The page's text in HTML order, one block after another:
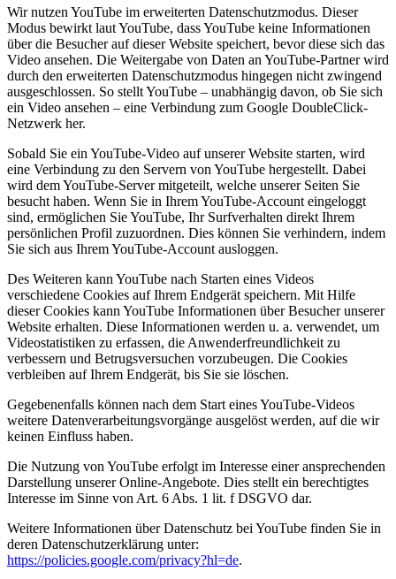
Wir nutzen YouTube im erweiterten Datenschutzmodus. Dieser
Modus bewirkt laut YouTube, dass YouTube keine Informationen
über die Besucher auf dieser Website speichert, bevor diese sich das
Video ansehen. Die Weitergabe von Daten an YouTube-Partner wird
durch den erweiterten Datenschutzmodus hingegen nicht zwingend
ausgeschlossen. So stellt YouTube – unabhängig davon, ob Sie sich
ein Video ansehen – eine Verbindung zum Google DoubleClick-
Netzwerk her.
Sobald Sie ein YouTube-Video auf unserer Website starten, wird
eine Verbindung zu den Servern von YouTube hergestellt. Dabei
wird dem YouTube-Server mitgeteilt, welche unserer Seiten Sie
besucht haben. Wenn Sie in Ihrem YouTube-Account eingeloggt
sind, ermöglichen Sie YouTube, Ihr Surfverhalten direkt Ihrem
persönlichen Profil zuzuordnen. Dies können Sie verhindern, indem
Sie sich aus Ihrem YouTube-Account ausloggen.
Des Weiteren kann YouTube nach Starten eines Videos
verschiedene Cookies auf Ihrem Endgerät speichern. Mit Hilfe
dieser Cookies kann YouTube Informationen über Besucher unserer
Website erhalten. Diese Informationen werden u. a. verwendet, um
Videostatistiken zu erfassen, die Anwenderfreundlichkeit zu
verbessern und Betrugsversuchen vorzubeugen. Die Cookies
verbleiben auf Ihrem Endgerät, bis Sie sie löschen.
Gegebenenfalls können nach dem Start eines YouTube-Videos
weitere Datenverarbeitungsvorgänge ausgelöst werden, auf die wir
keinen Einfluss haben.
Die Nutzung von YouTube erfolgt im Interesse einer ansprechenden
Darstellung unserer Online-Angebote. Dies stellt ein berechtigtes
Interesse im Sinne von Art. 6 Abs. 1 lit. f DSGVO dar.
Weitere Informationen über Datenschutz bei YouTube finden Sie in
deren Datenschutzerklärung unter:
https://policies.google.com/privacy?hl=de.